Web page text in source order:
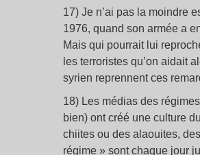
17) Je n’ai pas la moindre
1976, quand son armée a
Mais qui pourrait lui
les terroristes qu’on aidait
syrien reprennent ces
18) Les médias des
bien) ont créé une culture
chiites ou des alaouites,
régime » sont chaque jour